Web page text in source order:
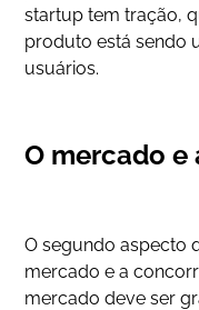
startup tem tração,
produto está sendo
usuários.
O mercado
O segundo aspecto
mercado e a
mercado deve ser